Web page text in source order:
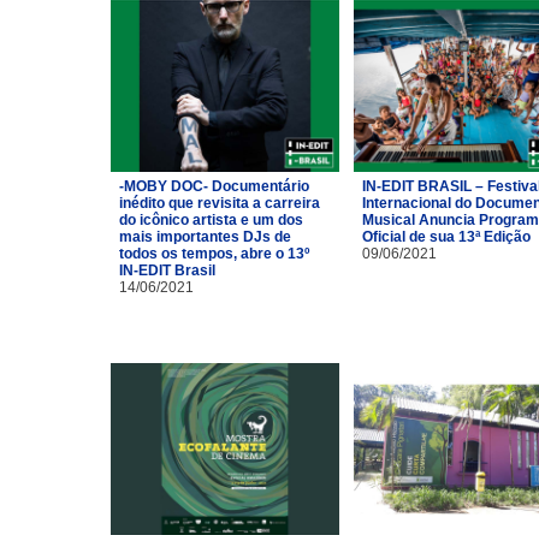
-MOBY DOC- Documentário
inédito que revisita a carreira
do icônico artista e um dos
mais importantes DJs de
todos os tempos, abre o 13º
IN-EDIT Brasil
14/06/2021
IN-EDIT BRASIL –
Internacional do
Musical Anuncia
Oficial de sua 13ª Edição
09/06/2021